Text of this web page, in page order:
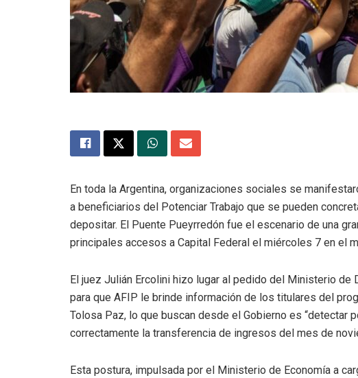
En toda la Argentina, organizaciones sociales se
a beneficiarios del Potenciar Trabajo que se pueden
depositar. El Puente Pueyrredón fue el escenario de una
principales accesos a Capital Federal el miércoles 7 en el
El juez Julián Ercolini hizo lugar al pedido del Ministerio
para que AFIP le brinde información de los titulares del
Tolosa Paz, lo que buscan desde el Gobierno es
correctamente la transferencia de ingresos del mes de
Esta postura, impulsada por el Ministerio de Economía a